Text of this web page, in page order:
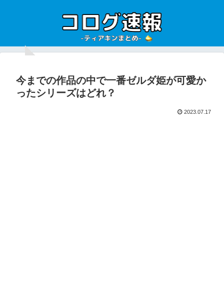
今までの作品の中で一番ゼルダ姫が可愛か
ったシリーズはどれ？
2023.07.17